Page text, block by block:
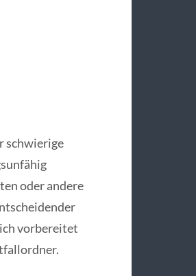
schwierige
oder andere
vorbereitet